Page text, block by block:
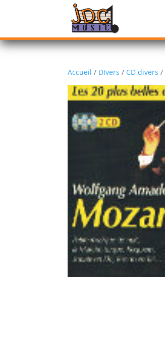
Accueil / DIvers / CD divers /